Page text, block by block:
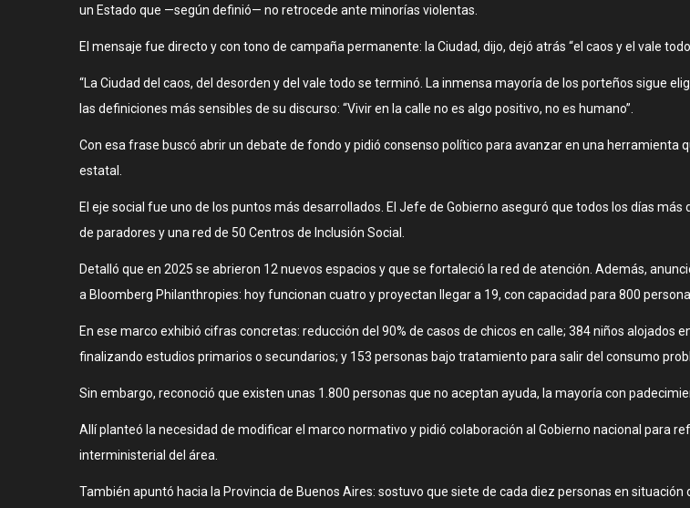
un Estado que —según definió— no retrocede ante minorías violentas.
El mensaje fue directo y con tono de campaña permanente: la Ciudad, dijo, dejó atrás “el caos y el vale
“La Ciudad del caos, del desorden y del vale todo se terminó. La inmensa mayoría de los porteños sigue
las definiciones más sensibles de su discurso: “Vivir en la calle no es algo positivo, no es humano”.
Con esa frase buscó abrir un debate de fondo y pidió consenso político para avanzar en una
estatal.
El eje social fue uno de los puntos más desarrollados. El Jefe de Gobierno aseguró que todos los días
de paradores y una red de 50 Centros de Inclusión Social.
Detalló que en 2025 se abrieron 12 nuevos espacios y que se fortaleció la red de atención. Además,
a Bloomberg Philanthropies: hoy funcionan cuatro y proyectan llegar a 19, con capacidad para 800
En ese marco exhibió cifras concretas: reducción del 90% de casos de chicos en calle; 384 niños
finalizando estudios primarios o secundarios; y 153 personas bajo tratamiento para salir del consumo
Sin embargo, reconoció que existen unas 1.800 personas que no aceptan ayuda, la mayoría con
Allí planteó la necesidad de modificar el marco normativo y pidió colaboración al Gobierno nacional para
interministerial del área.
También apuntó hacia la Provincia de Buenos Aires: sostuvo que siete de cada diez personas en